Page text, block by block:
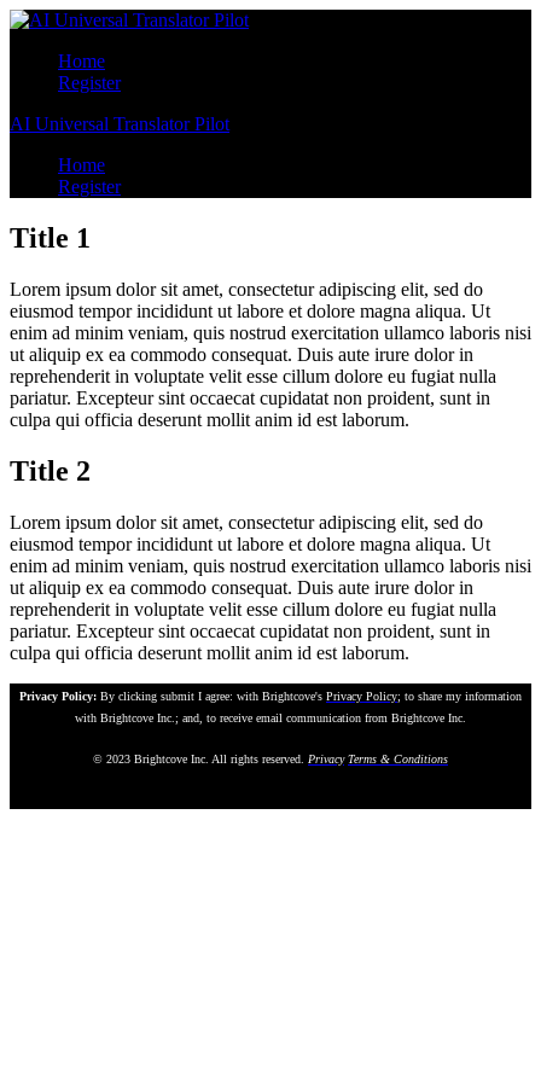
Home
Register
AI Universal Translator Pilot
Home
Register
Title 1
Lorem ipsum dolor sit amet, consectetur adipiscing elit, sed do
eiusmod tempor incididunt ut labore et dolore magna aliqua. Ut
enim ad minim veniam, quis nostrud exercitation ullamco laboris nisi
ut aliquip ex ea commodo consequat. Duis aute irure dolor in
reprehenderit in voluptate velit esse cillum dolore eu fugiat nulla
pariatur. Excepteur sint occaecat cupidatat non proident, sunt in
culpa qui officia deserunt mollit anim id est laborum.
Title 2
Lorem ipsum dolor sit amet, consectetur adipiscing elit, sed do
eiusmod tempor incididunt ut labore et dolore magna aliqua. Ut
enim ad minim veniam, quis nostrud exercitation ullamco laboris nisi
ut aliquip ex ea commodo consequat. Duis aute irure dolor in
reprehenderit in voluptate velit esse cillum dolore eu fugiat nulla
pariatur. Excepteur sint occaecat cupidatat non proident, sunt in
culpa qui officia deserunt mollit anim id est laborum.
Privacy Policy: By clicking submit I agree: with Brightcove's Privacy Policy; to share my information
with Brightcove Inc.; and, to receive email communication from Brightcove Inc.
© 2023 Brightcove Inc. All rights reserved. Privacy Terms & Conditions